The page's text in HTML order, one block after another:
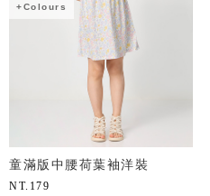
+Colours
童滿版中腰荷葉袖洋裝
NT. 179